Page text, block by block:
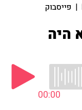
| פייסבוק
היה
00:00